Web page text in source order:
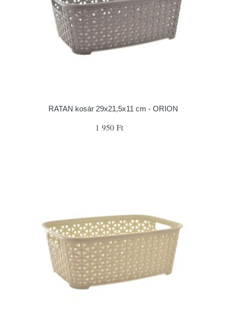
RATAN kosár 29x21,5x11 cm - ORION
1 950 Ft